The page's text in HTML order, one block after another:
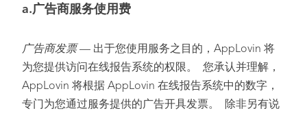
a.广告商服务使用费
广告商发票— 出于您使用服务之目的，AppLovin 将
为您提供访问在线报告系统的权限。 您承认并理解，
AppLovin 将根据 AppLovin 在线报告系统中的数字，
专门为您通过服务提供的广告开具发票。 除非另有说